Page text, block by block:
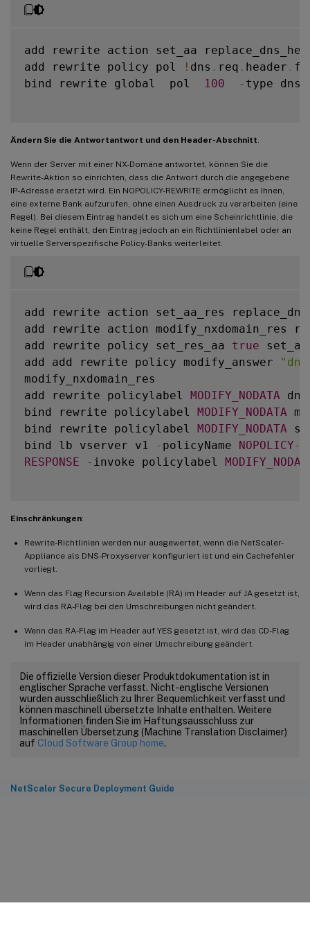
add rewrite action set_aa
add rewrite policy pol
! dns . req . header .
bind rewrite global  pol
100 - type
Ändern Sie die Antwortantwort und den Header-Abschnitt
Wenn der Server mit einer NX-Domäne antwortet, können Sie die
Rewrite-Aktion so einrichten, dass die Antwort durch die angegebene
IP-Adresse ersetzt wird. Ein NOPOLICY-REWRITE ermöglicht es Ihnen,
eine externe Bank aufzurufen, ohne einen Ausdruck zu verarbeiten (eine
Regel). Bei diesem Eintrag handelt es sich um eine Scheinrichtlinie, die
keine Regel enthält, den Eintrag jedoch an ein Richtlinienlabel oder an
virtuelle Serverspezifische Policy-Banks weiterleitet.
add rewrite action set_aa_res
add rewrite action modify_nxdomain_res
add rewrite policy set_res_aa true
add add rewrite policy modify_answer
modify_nxdomain_res
add rewrite policylabel MODIFY_NODATA
bind rewrite policylabel MODIFY_NODATA
bind rewrite policylabel MODIFY_NODATA
bind lb vserver v1
- policyName NOPOLICY -
RESPONSE
- invoke policylabel
Einschränkungen:
Rewrite-Richtlinien werden nur ausgewertet, wenn die NetScaler-
Appliance als DNS-Proxyserver konfiguriert ist und ein Cachefehler
vorliegt.
Wenn das Flag Recursion Available (RA) im Header auf JA gesetzt ist,
wird das RA-Flag bei den Umschreibungen nicht geändert.
Wenn das RA-Flag im Header auf YES gesetzt ist, wird das CD-Flag
im Header unabhängig von einer Umschreibung geändert.
Die offizielle Version dieser Produktdokumentation ist in
englischer Sprache verfasst. Nicht-englische Versionen
wurden ausschließlich zu Ihrer Bequemlichkeit verfasst und
können maschinell übersetzte Inhalte enthalten. Weitere
Informationen finden Sie im Haftungsausschluss zur
maschinellen Übersetzung (Machine Translation Disclaimer)
auf Cloud Software Group home.
NetScaler Secure Deployment Guide